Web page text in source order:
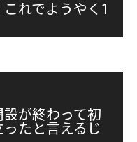
れでようやく1
が終わって初
たと言えるじ